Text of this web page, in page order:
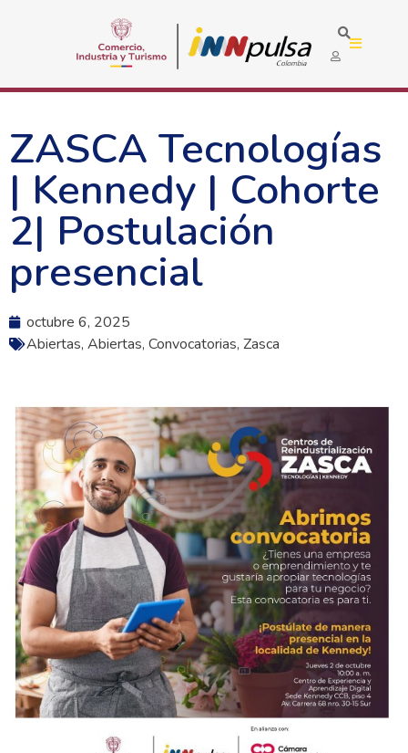
ZASCA Tecnologías
| Kennedy | Cohorte
2| Postulación
presencial
octubre 6, 2025
Abiertas, Abiertas, Convocatorias, Zasca